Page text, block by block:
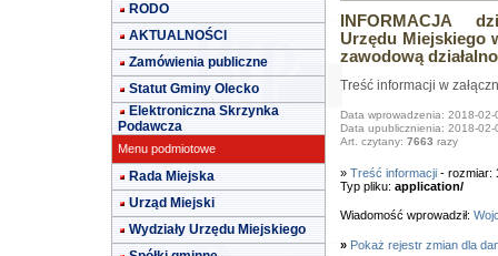
RODO
AKTUALNOŚCI
Zamówienia publiczne
Statut Gminy Olecko
Elektroniczna Skrzynka
Podawcza
Menu podmiotowe
Rada Miejska
Urząd Miejski
Wydziały Urzędu Miejskiego
INFORMACJA
Urzędu Miejskiego
zawodową
Treść informacji w
Data wprowadzenia: 2018-02-
Data upublicznienia: 2018-02-
Art. czytany: 7663 razy
» Treść informacji- rozmiar:
Typ pliku: application/
Wiadomość wprowadził:
» Pokaż rejestr zmian dla